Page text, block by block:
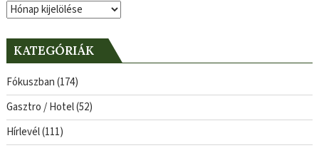
Archívum
KATEGÓRIÁK
Fókuszban(174)
Gasztro / Hotel(52)
Hírlevél(111)